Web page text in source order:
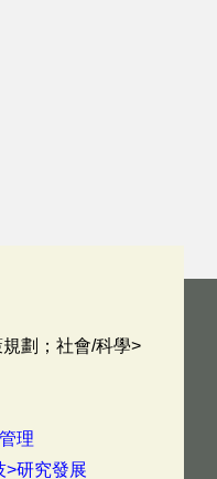
劃；社會/科學>
理
>研究發展